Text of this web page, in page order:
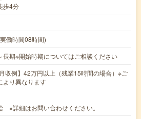
歩4分
働時間08時間)
長期※開始時期についてはご相談ください
収例】42万円以上（残業15時間の場合）※ご
より異なります
※詳細はお問い合わせください。